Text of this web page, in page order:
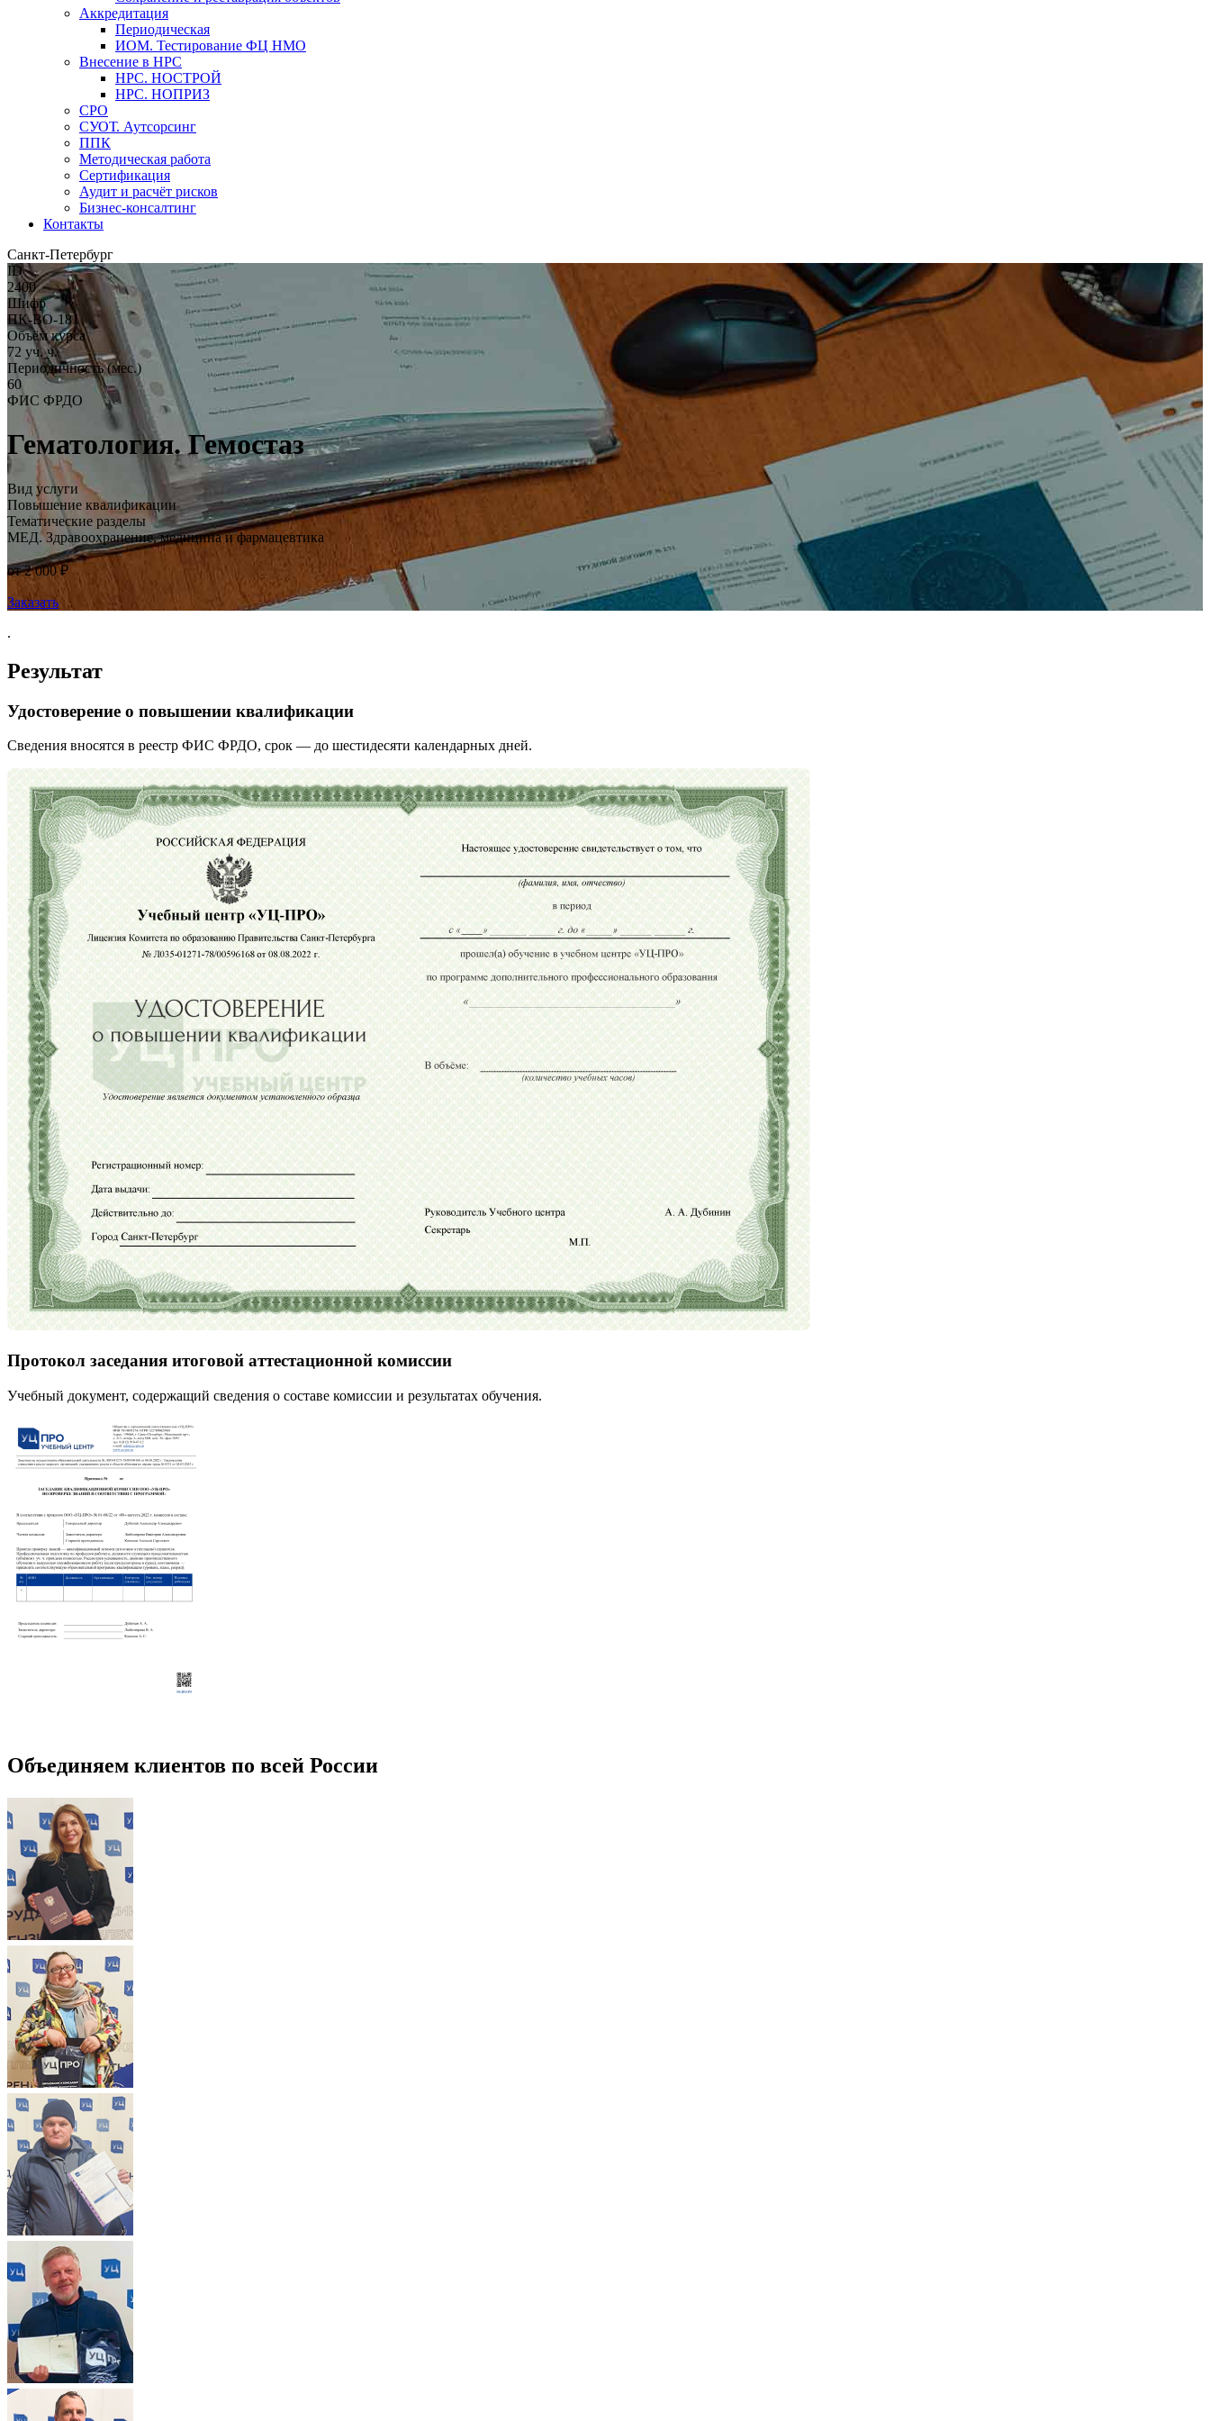
Аккредитация
Периодическая
ИОМ. Тестирование ФЦ НМО
Внесение в НРС
НРС. НОСТРОЙ
НРС. НОПРИЗ
СРО
СУОТ. Аутсорсинг
ППК
Методическая работа
Сертификация
Аудит и расчёт рисков
Бизнес-консалтинг
Контакты
Санкт-Петербург
ID
2400
Шифр
ПК-ВО-181
Объём курса
72 уч. ч.
Периодичность (мес.)
60
ФИС ФРДО
Гематология. Гемостаз
Вид услуги
Повышение квалификации
Тематические разделы
МЕД. Здравоохранение, медицина и фармацевтика
от 2 000 ₽
Заказать
.
Результат
Удостоверение о повышении квалификации
Сведения вносятся в реестр ФИС ФРДО, срок — до шестидесяти календарных дней.
Протокол заседания итоговой аттестационной комиссии
Учебный документ, содержащий сведения о составе комиссии и результатах обучения.
Объединяем клиентов по всей России